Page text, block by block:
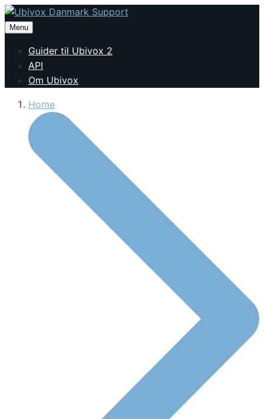
Menu
Guider til Ubivox 2
API
Om Ubivox
Home